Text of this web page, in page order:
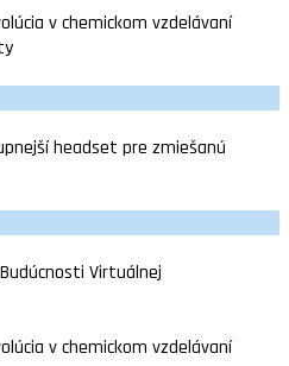
v chemickom vzdelávaní
headset pre zmiešanú
Virtuálnej
v chemickom vzdelávaní